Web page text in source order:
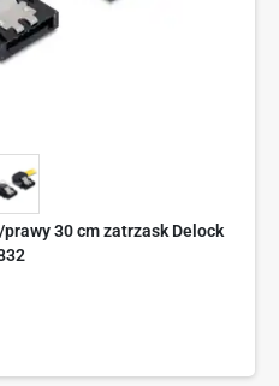
30 cm zatrzask Delock